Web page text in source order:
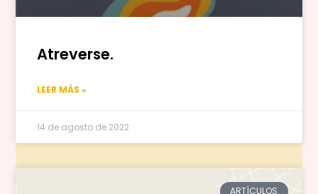
Atreverse.
LEER MÁS »
14 de agosto de 2022
ARTÍCULOS